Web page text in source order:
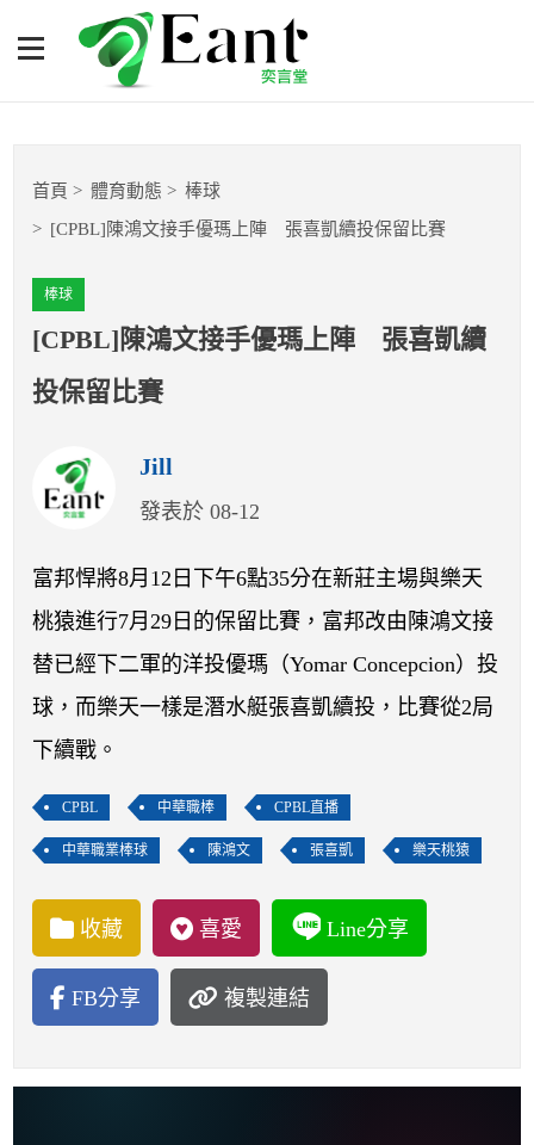
[CPBL]陳鴻文接手優瑪上
陣 張喜凱續投保留比賽
籃球
球隊數據
運彩報報
明星分析師
首頁 體育動態 棒球
[CPBL]陳鴻文接手優瑪上陣 張喜凱續投保留比賽
棒球
[CPBL]陳鴻文接手優瑪上陣 張喜凱續
投保留比賽
Jill
發表於 08-12
富邦悍將8月12日下午6點35分在新莊主場與樂天
桃猿進行7月29日的保留比賽，富邦改由陳鴻文接
替已經下二軍的洋投優瑪（Yomar Concepcion）投
球，而樂天一樣是潛水艇張喜凱續投，比賽從2局
下續戰。
CPBL 中華職棒 CPBL直播
中華職業棒球 陳鴻文 張喜凱 樂天桃猿
收藏 喜愛 Line分享
FB分享 複製連結